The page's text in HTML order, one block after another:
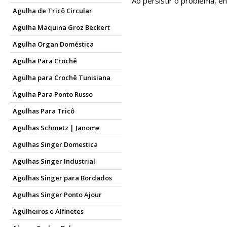
Agulha de Tricô Circular
Agulha Maquina Groz Beckert
Agulha Organ Doméstica
Agulha Para Crochê
Agulha para Crochê Tunisiana
Agulha Para Ponto Russo
Agulhas Para Tricô
Agulhas Schmetz | Janome
Agulhas Singer Domestica
Agulhas Singer Industrial
Agulhas Singer para Bordados
Agulhas Singer Ponto Ajour
Agulheiros e Alfinetes